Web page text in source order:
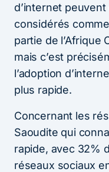
d’internet
considérés
partie de l’Afrique
mais c’est
l’adoption
plus rapide.
Concernant les
Saoudite qui
rapide, avec 32%
réseaux sociaux